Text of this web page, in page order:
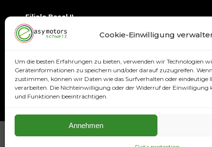
Cookie-Einwilligung
Um die besten Erfahrungen zu bieten, verwenden wir Technologien
Geräteinformationen zu speichern und/oder darauf zuzugreifen. Wenn
zustimmen, können wir Daten wie das Surfverhalten oder eindeutige
verarbeiten. Die Nichteinwilligung oder der Widerruf der
und Funktionen beeinträchtigen.
Annehmen
Filiale Basel II
Münchensteinerstrasse 2
4052Basel
T:+41 79 395 77 77
E:info@easymotorsschweiz.ch